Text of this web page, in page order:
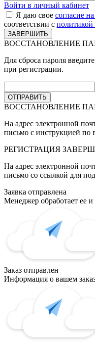
Войти в личный кабинет
Я даю свое согласие
соответствии с политикой
ВОССТАНОВЛЕНИЕ
Для сброса пароля
при регистрации.
ВОССТАНОВЛЕНИЕ
На адрес электронной
письмо с инструкцией по
РЕГИСТРАЦИЯ
На адрес электронной
письмо со ссылкой для
Заявка отправлена
Менеджер обработает ее
Заказ отправлен
Информация о вашем